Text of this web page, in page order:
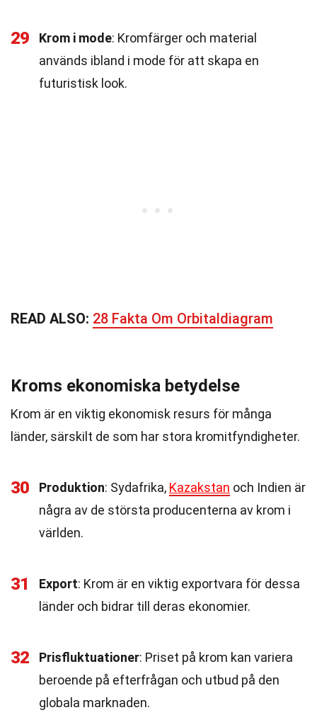
29 Krom i mode: Kromfärger och material
används ibland i mode för att skapa en
futuristisk look.
READ ALSO: 28 Fakta Om Orbitaldiagram
Kroms ekonomiska betydelse
Krom är en viktig ekonomisk resurs för många
länder, särskilt de som har stora kromitfyndigheter.
30 Produktion: Sydafrika, Kazakstan och Indien är
några av de största producenterna av krom i
världen.
31 Export: Krom är en viktig exportvara för dessa
länder och bidrar till deras ekonomier.
32 Prisfluktuationer: Priset på krom kan variera
beroende på efterfrågan och utbud på den
globala marknaden.